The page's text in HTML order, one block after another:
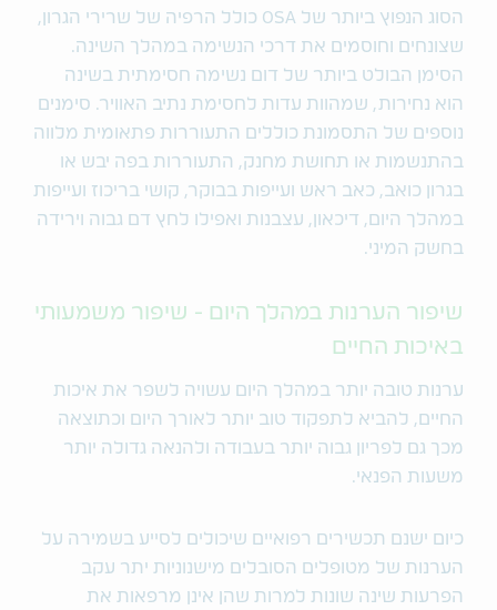
הסוג הנפוץ ביותר של OSA כולל הרפיה של שרירי הגרון,
שצונחים וחוסמים את דרכי הנשימה במהלך השינה.
הסימן הבולט ביותר של דום נשימה חסימתית בשינה
הוא נחירות, שמהוות עדות לחסימת נתיב האוויר. סימנים
נוספים של התסמונת כוללים התעוררות פתאומית מלווה
בהתנשמות או תחושת מחנק, התעוררות בפה יבש או
בגרון כואב, כאב ראש ועייפות בבוקר, קושי בריכוז ועייפות
במהלך היום, דיכאון, עצבנות ואפילו לחץ דם גבוה וירידה
בחשק המיני.
שיפור הערנות במהלך היום - שיפור משמעותי
באיכות החיים
ערנות טובה יותר במהלך היום עשויה לשפר את איכות
החיים, להביא לתפקוד טוב יותר לאורך היום וכתוצאה
מכך גם לפריון גבוה יותר בעבודה ולהנאה גדולה יותר
משעות הפנאי.
כיום ישנם תכשירים רפואיים שיכולים לסייע בשמירה על
הערנות של מטופלים הסובלים מישנוניות יתר עקב
הפרעות שינה שונות למרות שהן אינן מרפאות את